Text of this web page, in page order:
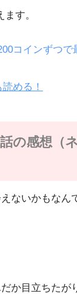
す。
コインずつ
める！
の感想（
ないかもなん
か目立ちたが